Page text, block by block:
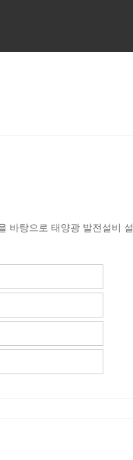
바탕으로 태양광 발전설비 설